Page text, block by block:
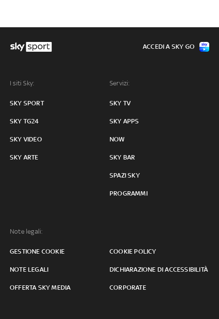
I siti Sky:
SKY SPORT
SKY TG24
SKY VIDEO
SKY ARTE
Servizi:
SKY TV
SKY APPS
NOW
SKY BAR
SPAZI SKY
PROGRAMMI
Note legali:
GESTIONE COOKIE COOKIE POLICY
NOTE LEGALI DICHIARAZIONE DI ACCESSIBILITÀ
OFFERTA SKY MEDIA CORPORATE
ACCEDI A SKY GO